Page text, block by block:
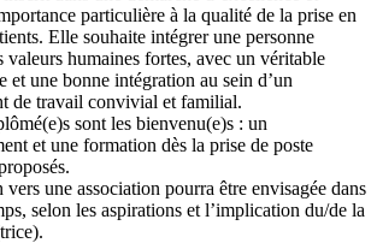
particulière à la qualité de la prise en
Elle souhaite intégrer une personne
valeurs humaines fortes, avec un véritable
et une bonne intégration au sein d’un
de travail convivial et familial.
sont les bienvenu(e)s : un
et une formation dès la prise de poste
une association pourra être envisagée dans
selon les aspirations et l’implication du/de la